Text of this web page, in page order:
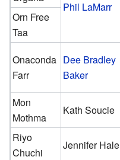
Phil LaMarr
Orn Free
Taa
Onaconda
Farr
Dee Bradley
Baker
Mon
Mothma
Kath Soucie
Riyo
Chuchi
Jennifer Hale